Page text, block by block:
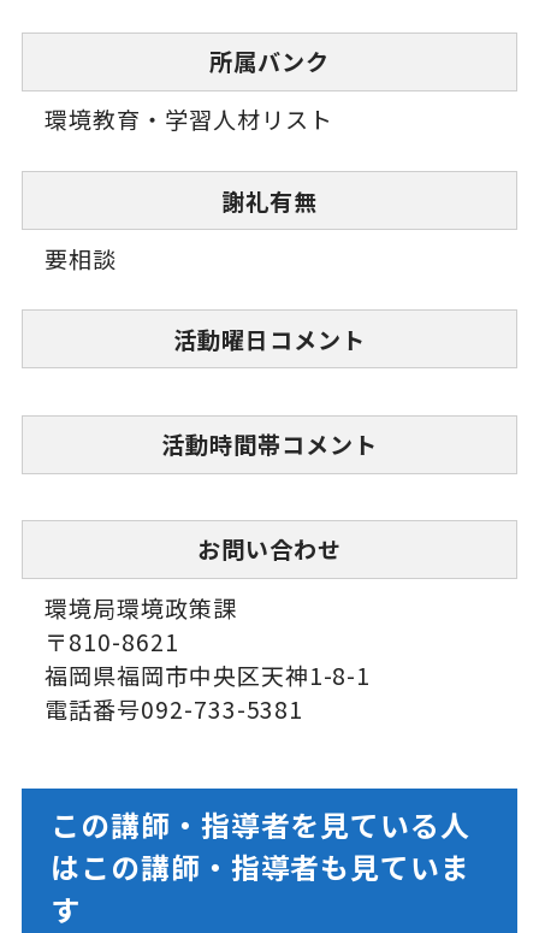
所属バンク
環境教育・学習人材リスト
謝礼有無
要相談
活動曜日コメント
活動時間帯コメント
お問い合わせ
環境局環境政策課
〒810-8621
福岡県福岡市中央区天神1-8-1
電話番号092-733-5381
この講師・指導者を見ている人
はこの講師・指導者も見ていま
す